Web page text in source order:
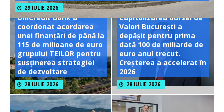
29 IULIE 2026
UniCredit Bank a
coordonat acordarea
unei finanțări de până la
115 de milioane de euro
grupului TEILOR pentru
susținerea strategiei
de dezvoltare
28 IULIE 2026
Capitalizarea Bursei de
Valori București a
depășit pentru prima
dată 100 de miliarde de
euro anul trecut.
Creșterea a accelerat în
2026
28 IULIE 2026